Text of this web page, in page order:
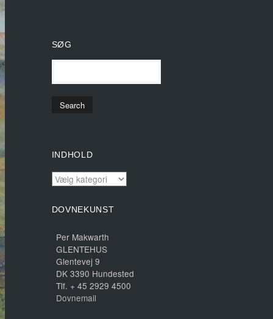
SØG
INDHOLD
INDHOLD
DOVNEKUNST
Per Makwarth
GLENTEHUS
Glentevej 9
DK 3390 Hundested
Tlf. + 45 2929 4500
Dovnemail